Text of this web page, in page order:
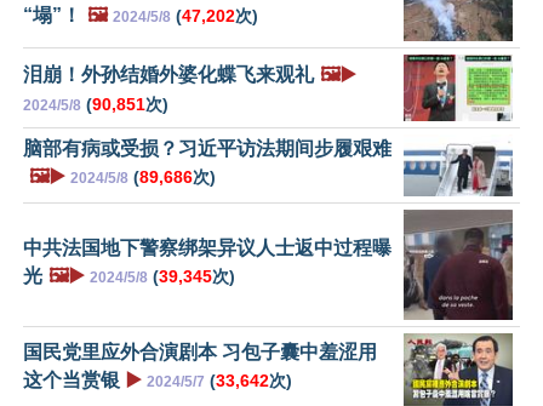
“塌”！
🖼️ 2024/5/8 (47,202次)
泪崩！外孙结婚外婆化蝶飞来观礼 🖼️▶️
2024/5/8 (90,851次)
脑部有病或受损？习近平访法期间步履艰难
🖼️▶️ 2024/5/8 (89,686次)
中共法国地下警察绑架异议人士返中过程曝
光 🖼️▶️ 2024/5/8 (39,345次)
国民党里应外合演剧本 习包子囊中羞涩用
这个当赏银 ▶️ 2024/5/7 (33,642次)